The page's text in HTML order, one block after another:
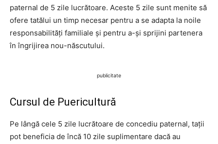
paternal de 5 zile lucrătoare. Aceste 5 zile sunt menite să
ofere tatălui un timp necesar pentru a se adapta la noile
responsabilități familiale și pentru a-și sprijini partenera
în îngrijirea nou-născutului.
publicitate
Cursul de Puericultură
Pe lângă cele 5 zile lucrătoare de concediu paternal, tații
pot beneficia de încă 10 zile suplimentare dacă au